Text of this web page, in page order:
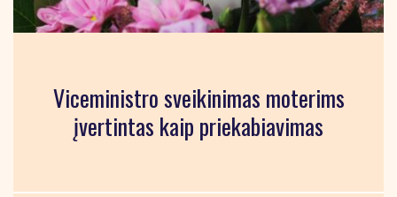
Viceministro sveikinimas moterims
įvertintas kaip priekabiavimas